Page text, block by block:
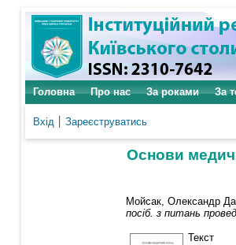
Головна Про нас За роками За
Вхід Зареєструватись
Основи
Мойсак, Олександр
посіб. з питань
Текст